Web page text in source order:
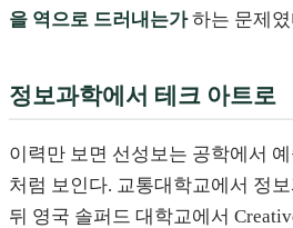
을 역으로 드러내는가하는 문제였
정보과학에서 테크 아트로
이력만 보면 선성보는 공학에서
처럼 보인다. 교통대학교에서 정
뒤 영국 솔퍼드 대학교에서